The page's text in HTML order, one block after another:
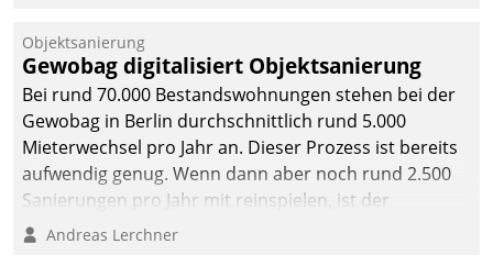
Objektsanierung
Gewobag digitalisiert Objektsanierung
Bei rund 70.000 Bestandswohnungen stehen bei der
Gewobag in Berlin durchschnittlich rund 5.000
Mieterwechsel pro Jahr an. Dieser Prozess ist bereits
aufwendig genug. Wenn dann aber noch rund 2.500
Sanierungen pro Jahr mit reinspielen, ist der
Betreuungs- und Organisationsaufwand immens. Im
Andreas Lerchner